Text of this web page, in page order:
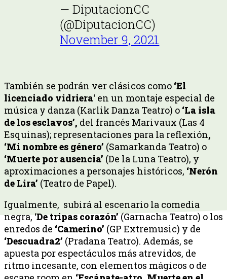
— DiputacionCC
(@DiputacionCC)
November 9, 2021
También se podrán ver clásicos como ‘El
licenciado vidriera‘ en un montaje especial de
música y danza (Karlik Danza Teatro) o ‘La isla
de los esclavos’, del francés Marivaux (Las 4
Esquinas); representaciones para la reflexión,
‘Mi nombre es género’ (Samarkanda Teatro) o
‘Muerte por ausencia’ (De la Luna Teatro), y
aproximaciones a personajes históricos, ‘Nerón
de Lira’ (Teatro de Papel).
Igualmente, subirá al escenario la comedia
negra, ‘De tripas corazón’(Garnacha Teatro) o los
enredos de ‘Camerino’ (GP Extremusic) y de
‘Descuadra2’ (Pradana Teatro). Además, se
apuesta por espectáculos más atrevidos, de
ritmo incesante, con elementos mágicos o de